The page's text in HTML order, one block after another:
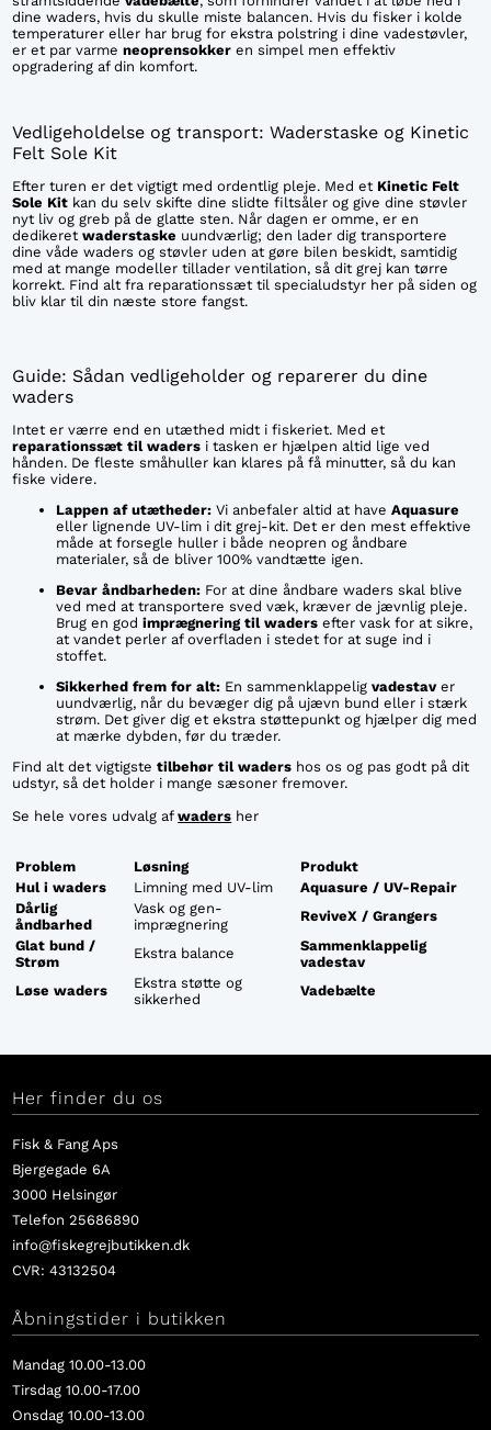
dine waders, hvis du skulle miste balancen. Hvis du fisker i kolde
temperaturer eller har brug for ekstra polstring i dine vadestøvler,
er et par varmeneoprensokker en simpel men effektiv
opgradering af din komfort.
Vedligeholdelse og transport: Waderstaske og Kinetic
Felt Sole Kit
Efter turen er det vigtigt med ordentlig pleje. Med et Kinetic Felt
Sole Kit kan du selv skifte dine slidte filtsåler og give dine støvler
nyt liv og greb på de glatte sten. Når dagen er omme, er en
dedikeretwaderstaske uundværlig; den lader dig transportere
dine våde waders og støvler uden at gøre bilen beskidt, samtidig
med at mange modeller tillader ventilation, så dit grej kan tørre
korrekt. Find alt fra reparationssæt til specialudstyr her på siden og
bliv klar til din næste store fangst.
Guide: Sådan vedligeholder og reparerer du dine
waders
Intet er værre end en utæthed midt i fiskeriet. Med et
reparationssæt til waders i tasken er hjælpen altid lige ved
hånden. De fleste småhuller kan klares på få minutter, så du kan
fiske videre.
Lappen af utætheder: Vi anbefaler altid at haveAquasure
eller lignende UV-lim i dit grej-kit. Det er den mest effektive
måde at forsegle huller i både neopren og åndbare
materialer, så de bliver 100% vandtætte igen.
Bevar åndbarheden: For at dine åndbare waders skal blive
ved med at transportere sved væk, kræver de jævnlig pleje.
Brug en godimprægnering til waders efter vask for at sikre,
at vandet perler af overfladen i stedet for at suge ind i
stoffet.
Sikkerhed frem for alt: En sammenklappeligvadestaver
uundværlig, når du bevæger dig på ujævn bund eller i stærk
strøm. Det giver dig et ekstra støttepunkt og hjælper dig med
at mærke dybden, før du træder.
Find alt det vigtigstetilbehør til waders hos os og pas godt på dit
udstyr, så det holder i mange sæsoner fremover.
Se hele vores udvalg afwaders her
Problem Løsning
Produkt
Hul i waders
Limning med UV-lim
Aquasure / UV-Repair
Dårlig
åndbarhed
Vask og gen-
imprægnering
ReviveX / Grangers
Glat bund /
Strøm
Ekstra balance
Sammenklappelig
vadestav
Løse waders
Ekstra støtte og
sikkerhed
Vadebælte
Her finder du os
Fisk & Fang Aps
Bjergegade 6A
3000 Helsingør
Telefon 25686890
info@fiskegrejbutikken.dk
CVR: 43132504
Åbningstider i butikken
Mandag 10.00-13.00
Tirsdag 10.00-17.00
Onsdag 10.00-13.00